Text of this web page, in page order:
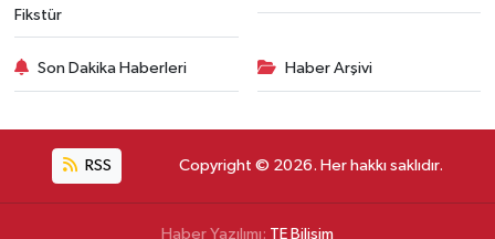
Fikstür
Son Dakika Haberleri Haber Arşivi
RSS Copyright © 2026. Her hakkı saklıdır.
Haber Yazılımı: TE Bilişim